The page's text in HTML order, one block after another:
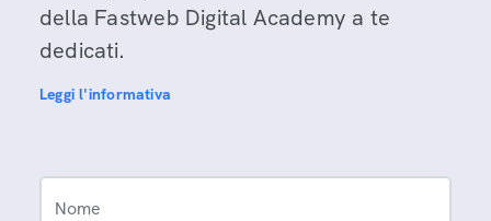
della Fastweb Digital Academy a te
dedicati.
Leggi l'informativa
Nome